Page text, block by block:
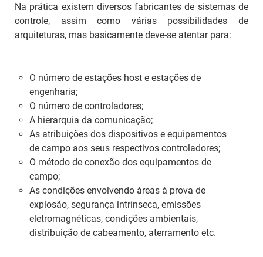
Na prática existem diversos fabricantes de sistemas de
controle, assim como várias possibilidades de
arquiteturas, mas basicamente deve-se atentar para:
O número de estações host e estações de
engenharia;
O número de controladores;
A hierarquia da comunicação;
As atribuições dos dispositivos e equipamentos
de campo aos seus respectivos controladores;
O método de conexão dos equipamentos de
campo;
As condições envolvendo áreas à prova de
explosão, segurança intrínseca, emissões
eletromagnéticas, condições ambientais,
distribuição de cabeamento, aterramento etc.